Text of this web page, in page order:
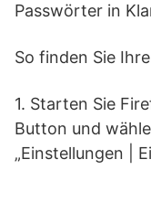
Passwörter in
So finden Sie
1. Starten Sie
Button und
„Einstellungen |